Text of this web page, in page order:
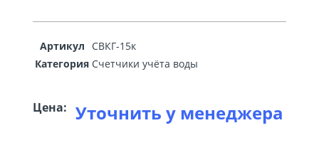
Артикул
СВКГ-15к
Категория Счетчики учёта воды
Цена: Уточнить у менеджера